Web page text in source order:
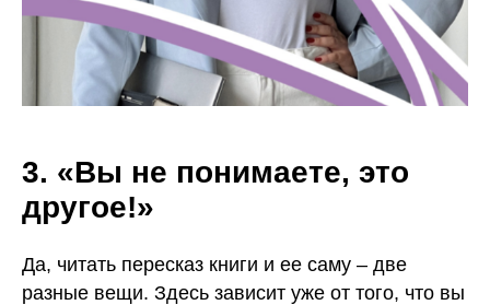
3. «Вы не понимаете, это
другое!»
Да, читать пересказ книги и ее саму – две
разные вещи. Здесь зависит уже от того, что вы